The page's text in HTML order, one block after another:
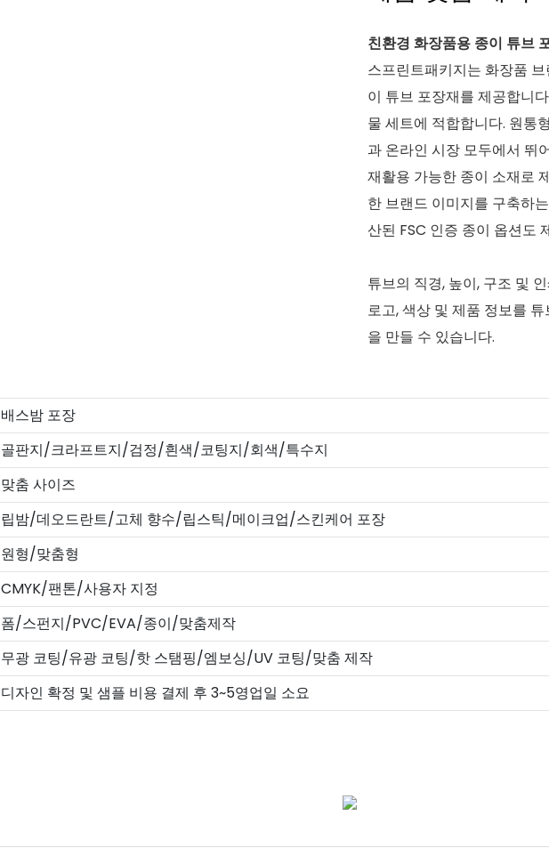
친환경 화장품용 종이 튜브
스프린트패키지는 화장품
이 튜브 포장재를 제공합니
물 세트에 적합합니다. 원통
과 온라인 시장 모두에서 뛰
재활용 가능한 종이 소재로
한 브랜드 이미지를 구축하
산된 FSC 인증 종이 옵션도
튜브의 직경, 높이, 구조 및
로고, 색상 및 제품 정보를
을 만들 수 있습니다.
배스밤 포장
골판지/크라프트지/검정/흰색/코팅지/회색/특수지
맞춤 사이즈
립밤/데오드란트/고체 향수/립스틱/메이크업/스킨케어 포장
원형/맞춤형
CMYK/팬톤/사용자 지정
폼/스펀지/PVC/EVA/종이/맞춤제작
무광 코팅/유광 코팅/핫 스탬핑/엠보싱/UV 코팅/맞춤 제작
디자인 확정 및 샘플 비용 결제 후 3~5영업일 소요